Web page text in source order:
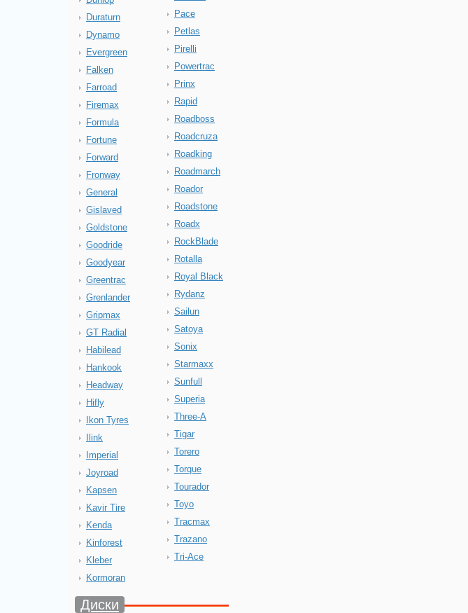
Duraturn
Dynamo
Evergreen
Falken
Farroad
Firemax
Formula
Fortune
Forward
Fronway
General
Gislaved
Goldstone
Goodride
Goodyear
Greentrac
Grenlander
Gripmax
GT Radial
Habilead
Hankook
Headway
Hifly
Ikon Tyres
Ilink
Imperial
Joyroad
Kapsen
Kavir Tire
Kenda
Kinforest
Kleber
Kormoran
Pace
Petlas
Pirelli
Powertrac
Prinx
Rapid
Roadboss
Roadcruza
Roadking
Roadmarch
Roador
Roadstone
Roadx
RockBlade
Rotalla
Royal Black
Rydanz
Sailun
Satoya
Sonix
Starmaxx
Sunfull
Superia
Three-A
Tigar
Torero
Torque
Tourador
Toyo
Tracmax
Trazano
Tri-Ace
Диски